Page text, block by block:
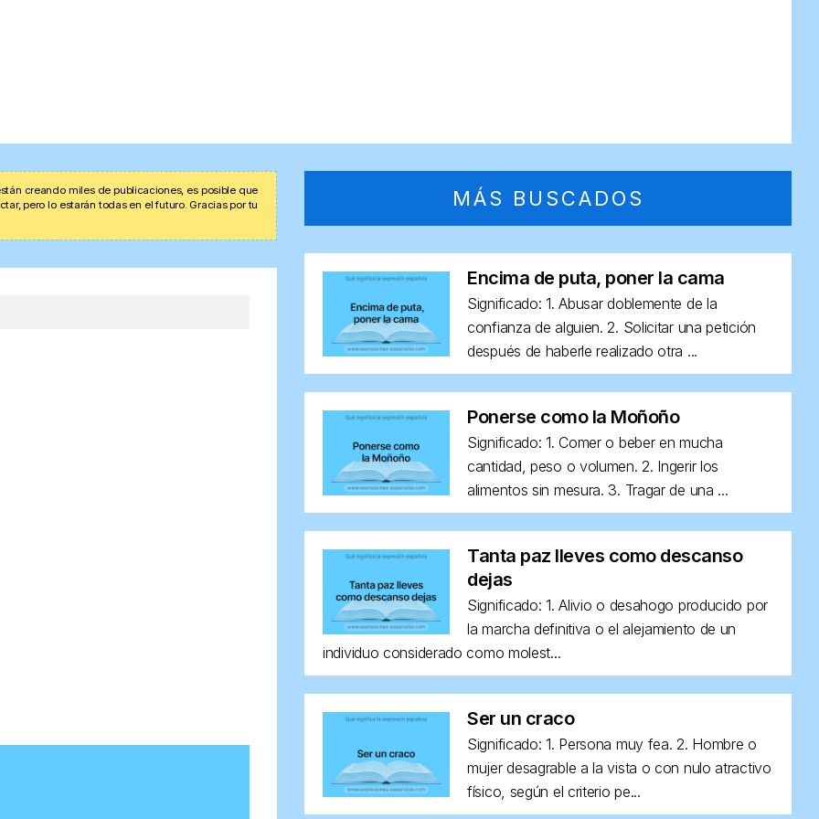
creando miles de publicaciones, es posible que
pero lo estarán todas en el futuro. Gracias por tu
MÁS BUSCADOS
Encima de puta, poner la cama
Significado: 1. Abusar doblemente de la
confianza de alguien. 2. Solicitar una petición
después de haberle realizado otra ...
Ponerse como la Moñoño
Significado: 1. Comer o beber en mucha
cantidad, peso o volumen. 2. Ingerir los
alimentos sin mesura. 3. Tragar de una ...
Tanta paz lleves como descanso
dejas
Significado: 1. Alivio o desahogo producido por
la marcha definitiva o el alejamiento de un
individuo considerado como molest...
Ser un craco
Significado: 1. Persona muy fea. 2. Hombre o
mujer desagrable a la vista o con nulo atractivo
físico, según el criterio pe...